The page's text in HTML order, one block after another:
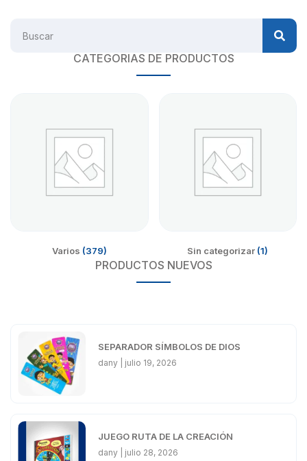
CATEGORIAS DE PRODUCTOS
Varios (379) Sin categorizar (1)
PRODUCTOS NUEVOS
SEPARADOR SÍMBOLOS DE DIOS
dany julio 19, 2026
JUEGO RUTA DE LA CREACIÓN
dany julio 28, 2026